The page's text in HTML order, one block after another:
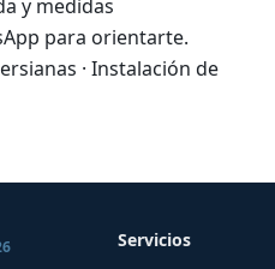
y medidas
para orientarte.
· Instalación de
Servicios